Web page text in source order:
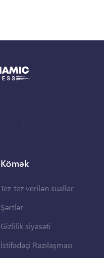
Kömək
Tez-tez verilən suallar
Şərtlər
Gizlilik siyasəti
İstifadəçi Razılaşması